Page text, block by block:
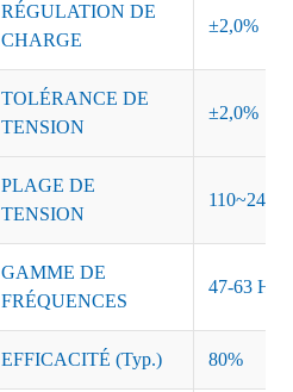
RÉGULATION DE
CHARGE
±2,0%
TOLÉRANCE DE
TENSION
±2,0%
PLAGE DE
TENSION
110~240
GAMME DE
FRÉQUENCES
47-63 Hz
EFFICACITÉ (Typ.) 80%